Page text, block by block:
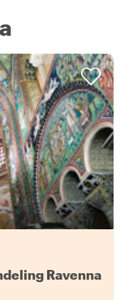
Ravenna